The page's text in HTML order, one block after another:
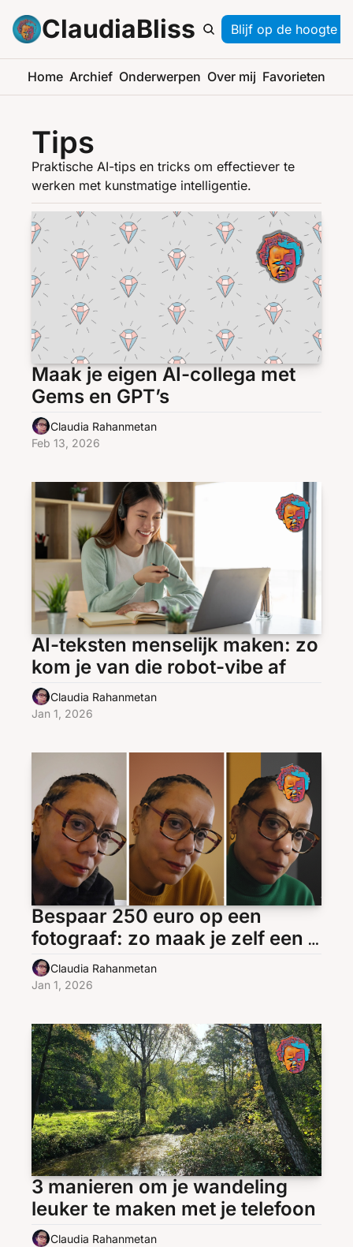
ClaudiaBliss Blijf op de hoogte
Home Archief Onderwerpen Over mij Favorieten
Tips
Praktische AI-tips en tricks om effectiever te
werken met kunstmatige intelligentie.
Maak je eigen AI-collega met
Gems en GPT’s
Claudia Rahanmetan
Feb 13, 2026
AI-teksten menselijk maken: zo
kom je van die robot-vibe af
Claudia Rahanmetan
Jan 1, 2026
Bespaar 250 euro op een
fotograaf: zo maak je zelf een
AI-profielfoto
Claudia Rahanmetan
Jan 1, 2026
3 manieren om je wandeling
leuker te maken met je telefoon
Claudia Rahanmetan